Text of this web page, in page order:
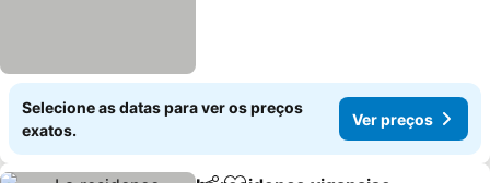
Selecione as datas para ver os preços
exatos.
Ver preços